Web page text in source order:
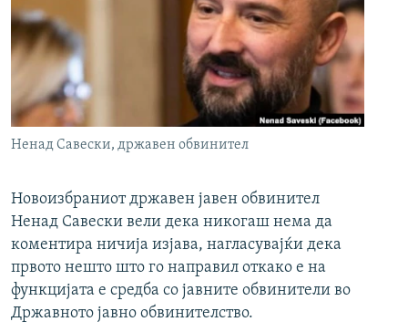
Ненад Савески, државен обвинител
Новоизбраниот државен јавен обвинител
Ненад Савески вели дека никогаш нема да
коментира ничија изјава, нагласувајќи дека
првото нешто што го направил откако е на
функцијата е средба со јавните обвинители во
Државното јавно обвинителство.